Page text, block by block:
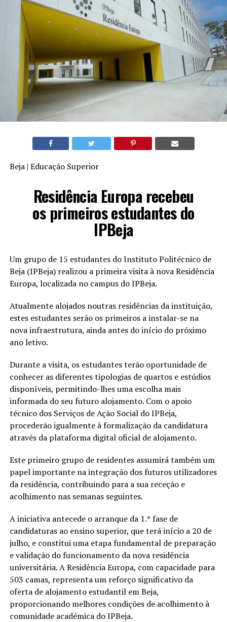
Beja | Educação Superior
Residência Europa recebeu
os primeiros estudantes do
IPBeja
Um grupo de 15 estudantes do Instituto Politécnico de
Beja (IPBeja) realizou a primeira visita à nova Residência
Europa, localizada no campus do IPBeja.
Atualmente alojados noutras residências da instituição,
estes estudantes serão os primeiros a instalar-se na
nova infraestrutura, ainda antes do início do próximo
ano letivo.
Durante a visita, os estudantes terão oportunidade de
conhecer as diferentes tipologias de quartos e estúdios
disponíveis, permitindo-lhes uma escolha mais
informada do seu futuro alojamento. Com o apoio
técnico dos Serviços de Ação Social do IPBeja,
procederão igualmente à formalização da candidatura
através da plataforma digital oficial de alojamento.
Este primeiro grupo de residentes assumirá também um
papel importante na integração dos futuros utilizadores
da residência, contribuindo para a sua receção e
acolhimento nas semanas seguintes.
A iniciativa antecede o arranque da 1.ª fase de
candidaturas ao ensino superior, que terá início a 20 de
julho, e constitui uma etapa fundamental de preparação
e validação do funcionamento da nova residência
universitária. A Residência Europa, com capacidade para
503 camas, representa um reforço significativo da
oferta de alojamento estudantil em Beja,
proporcionando melhores condições de acolhimento à
comunidade académica do IPBeja.